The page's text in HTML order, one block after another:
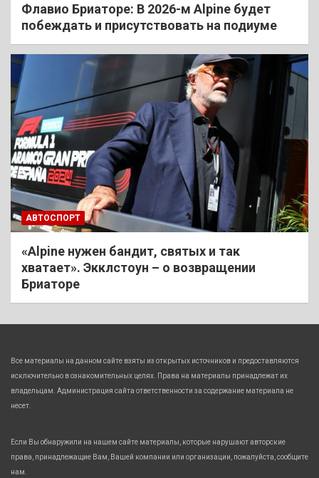
Флавио Бриаторе: В 2026-м Alpine будет
побеждать и присутствовать на подиуме
АВТОСПОРТ
«Alpine нужен бандит, святых и так
хватает». Экклстоун – о возвращении
Бриаторе
Все материалы на данном сайте взяты из открытых источников и предоставляются
исключительно в ознакомительных целях. Права на материалы принадлежат их
владельцам. Администрация сайта ответственности за содержание материала не
несет.
Если Вы обнаружили на нашем сайте материалы, которые нарушают авторские
права, принадлежащие Вам, Вашей компании или организации, пожалуйста, сообщите
нам.